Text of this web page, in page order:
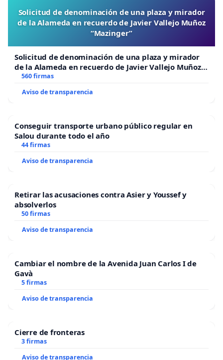
Solicitud de denominación de una plaza y mirador
de la Alameda en recuerdo de Javier Vallejo Muñoz
“Mazinger”
Solicitud de denominación de una plaza y mirador
de la Alameda en recuerdo de Javier Vallejo Muñoz
“Mazinger”
560 firmas
Aviso de transparencia
Conseguir transporte urbano público regular en
Salou durante todo el año
44 firmas
Aviso de transparencia
Retirar las acusaciones contra Asier y Youssef y
absolverlos
50 firmas
Aviso de transparencia
Cambiar el nombre de la Avenida Juan Carlos I de
Gavà
5 firmas
Aviso de transparencia
Cierre de fronteras
3 firmas
Aviso de transparencia